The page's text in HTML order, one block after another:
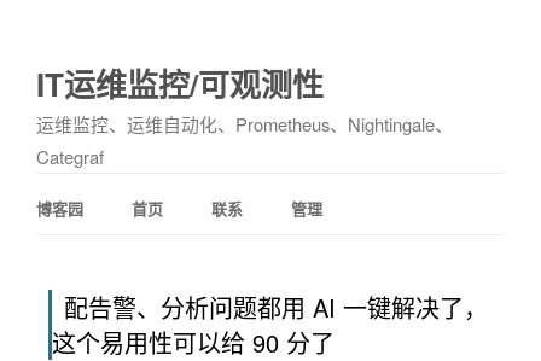
IT运维监控/可观测性
运维监控、运维自动化、Prometheus、Nightingale、
Categraf
博客园 首页 联系 管理
配告警、分析问题都用 AI 一键解决了，
这个易用性可以给 90 分了